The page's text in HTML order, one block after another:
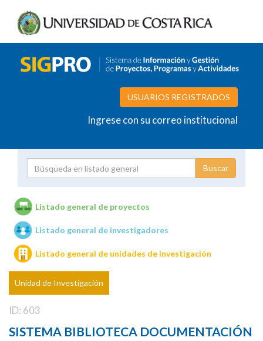
USUARIOS REGISTRADOS
Ingrese con su correo institucional
Unidades de investigación
Listado general de proyectos
Listado general de investigadores
Listado general de unidades de investigación
Unidad de Investigación
ID: 603
SISTEMA BIBLIOTECA DOCUMENTACIÓN